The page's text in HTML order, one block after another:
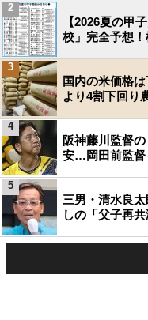
【2026夏の甲
校」完全予想
2
国内の米価格
より4割下回り
3
阪神藤川監督
安…岡田前監督
4
三男・清水良
しの「父子再
5